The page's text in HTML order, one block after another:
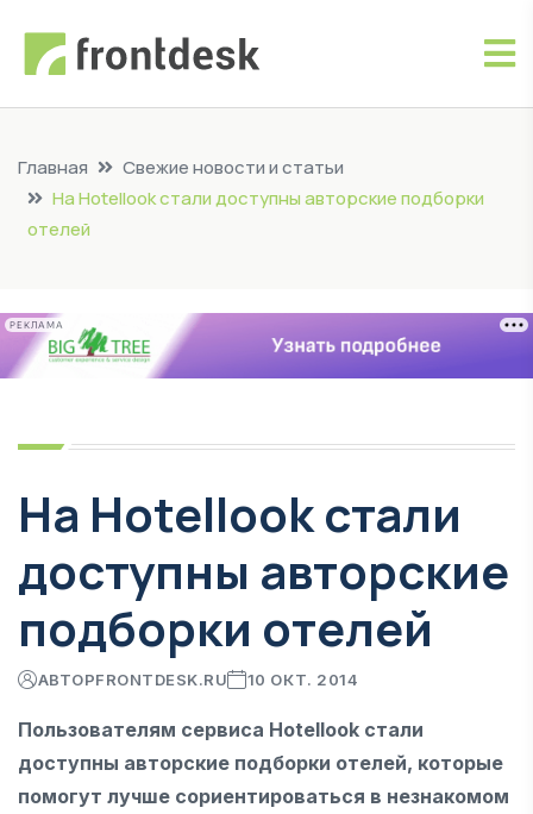
Главная
Свежие новости и статьи
На Hotellook стали доступны авторские подборки
отелей
РЕКЛАМА
На Hotellook стали
доступны авторские
подборки отелей
АВТОРFRONTDESK.RU 10 ОКТ. 2014
Пользователям сервиса Hotellook стали
доступны авторские подборки отелей, которые
помогут лучше сориентироваться в незнакомом